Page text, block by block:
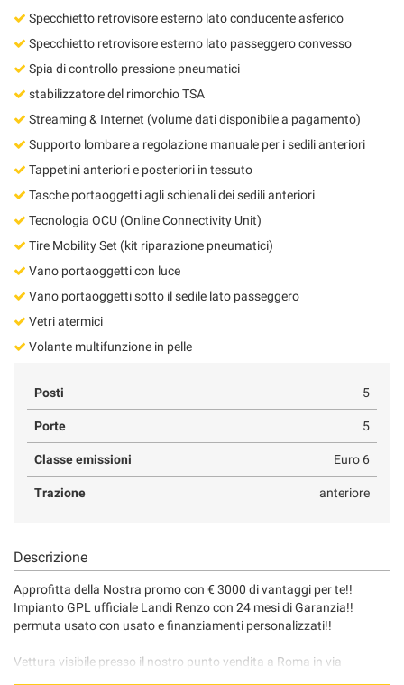
Specchietto retrovisore esterno lato conducente asferico
Specchietto retrovisore esterno lato passeggero convesso
Spia di controllo pressione pneumatici
stabilizzatore del rimorchio TSA
Streaming & Internet (volume dati disponibile a pagamento)
Supporto lombare a regolazione manuale per i sedili anteriori
Tappetini anteriori e posteriori in tessuto
Tasche portaoggetti agli schienali dei sedili anteriori
Tecnologia OCU (Online Connectivity Unit)
Tire Mobility Set (kit riparazione pneumatici)
Vano portaoggetti con luce
Vano portaoggetti sotto il sedile lato passeggero
Vetri atermici
Volante multifunzione in pelle
Posti 5
Porte 5
Classe emissioni Euro 6
Trazione anteriore
Descrizione
Approfitta della Nostra promo con € 3000 di vantaggi per te!!
Impianto GPL ufficiale Landi Renzo con 24 mesi di Garanzia!!
permuta usato con usato e finanziamenti personalizzati!!
Vettura visibile presso il nostro punto vendita a Roma in via